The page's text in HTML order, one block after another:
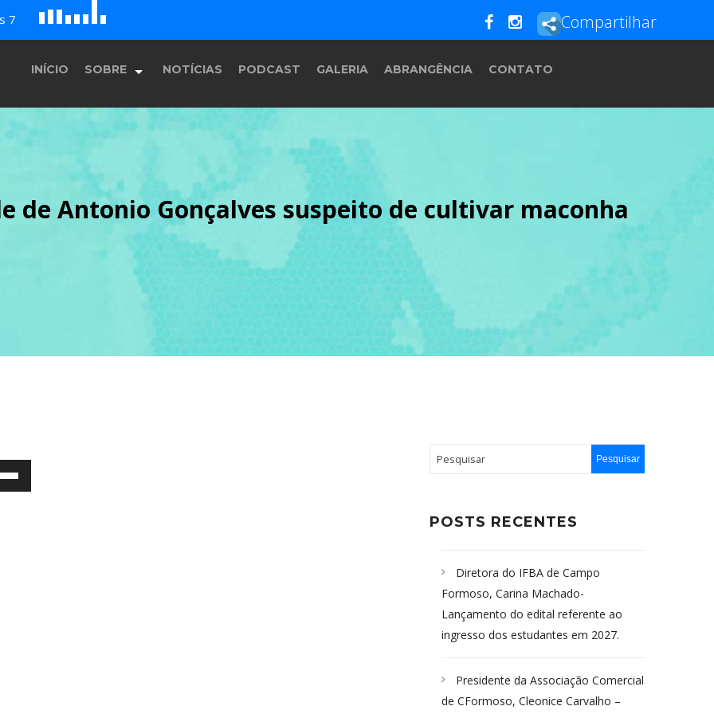
7 B c
D
E F G Compartilhar
INÍCIO SOBRE
História
Equipe
Programação
NOTÍCIAS PODCAST GALERIA ABRANGÊNCIA CONTATO
de Antonio Gonçalves suspeito de cultivar maconha
POSTS RECENTES
Diretora do IFBA de Campo
Formoso, Carina Machado-
Lançamento do edital referente ao
ingresso dos estudantes em 2027.
Presidente da Associação Comercial
de CFormoso, Cleonice Carvalho –